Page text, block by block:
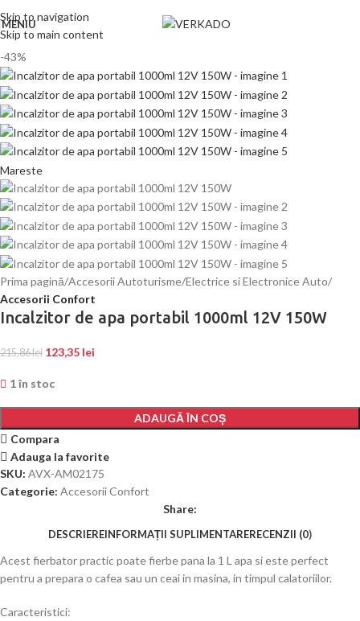
Skip to navigation
Skip to main content
MENIU
-43%
Mareste
Prima pagină Accesorii Autoturisme Electrice si Electronice Auto
Accesorii Confort
Incalzitor de apa portabil 1000ml 12V 150W
215,86lei 123,35 lei
1 în stoc
ADAUGĂ ÎN COȘ
Compara
Adauga la favorite
SKU: AVX-AM02175
Categorie: Accesorii Confort
Share:
DESCRIEREINFORMAȚII SUPLIMENTARERECENZII (0)
Acest fierbator practic poate fierbe pana la 1 L apa si este perfect
pentru a prepara o cafea sau un ceai in masina, in timpul calatoriilor.
Caracteristici: